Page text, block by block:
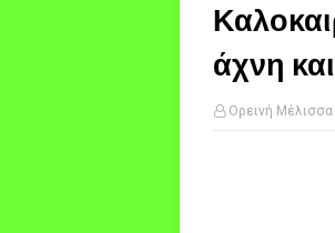
άχνη
Ορεινή Μέλισσα